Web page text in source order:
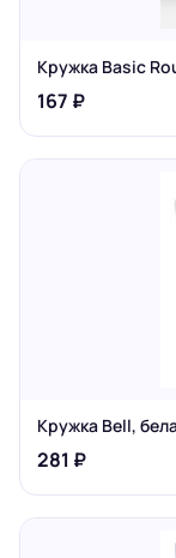
Кружка Basic
167 ₽
Кружка Bell,
281 ₽